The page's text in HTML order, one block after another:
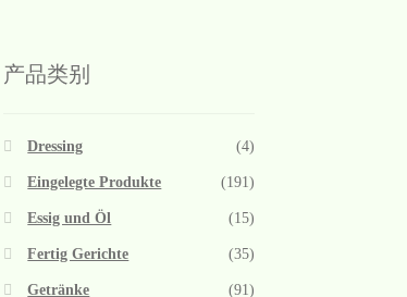
产品类别
Dressing (4)
Eingelegte Produkte (191)
Essig und Öl (15)
Fertig Gerichte (35)
Getränke (91)